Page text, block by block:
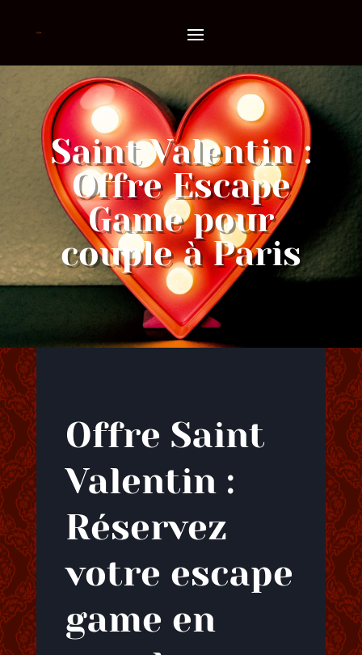
Saint Valentin :
Offre Escape
Game pour
couple à Paris
Offre Saint
Valentin :
Réservez
votre escape
game en